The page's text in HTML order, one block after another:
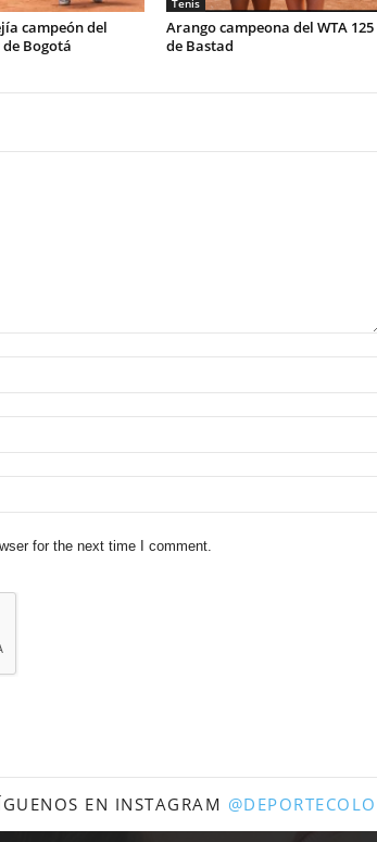
campeón del
Bogotá
Tenis
Arango campeona del WTA 125
de Bastad
for the next time I comment.
EN INSTAGRAM